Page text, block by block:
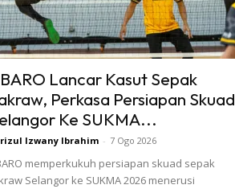
Lancar Kasut Sepak
Perkasa Persiapan Skuad
Ke SUKMA...
Izwany Ibrahim - 7 Ogo 2026
memperkukuh persiapan skuad sepak
Selangor ke SUKMA 2026 menerusi